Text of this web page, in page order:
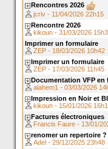
Rencontres 2026
jcriv - 11/04/2026 22h15
Rencontre 2026
kikoun - 31/03/2026
Imprimer un formulaire
ZEP - 18/03/2026 10h42
Imprimer un formulaire
ZEP - 17/03/2026 11h45
Documentation VFP en
alahem1 - 03/03/2026
Impression en Noir et
kikoun - 15/01/2026
Factures électroniques
Francis Faure - 13/01/
renomer un repertoire ?
Adel - 29/12/2025 23h48